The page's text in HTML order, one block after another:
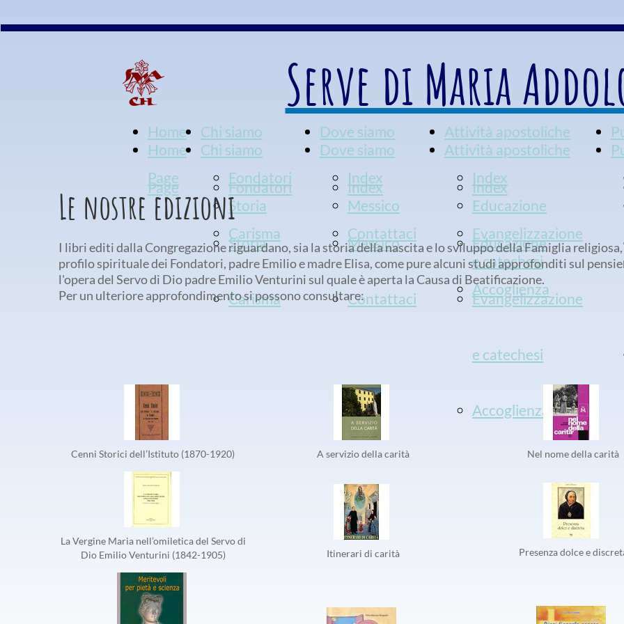
Serve di Maria
Home
Page
Chi siamo
Fondatori
Storia
Carisma
Dove siamo
Index
Messico
Contattaci
Attività apostoliche
Index
Educazione
Evangelizzazione
e catechesi
Accoglienza
Home
Page
Chi siamo
Fondatori
Storia
Carisma
Dove siamo
Index
Messico
Contattaci
Attività apostoliche
Index
Educazione
Evangelizzazione
e catechesi
Accoglienza
Le nostre edizioni
I libri editi dalla Congregazione riguardano, sia la storia della nascita e lo sviluppo della Famiglia
profilo spirituale dei Fondatori, padre Emilio e madre Elisa, come pure alcuni studi approfonditi sul
l'opera del Servo di Dio padre Emilio Venturini sul quale è aperta la Causa di Beatificazione.
Per un ulteriore approfondimento si possono consultare:
Cenni Storici dell’Istituto (1870-1920) A servizio della carità Nel nome della carità
La Vergine Maria nell’omiletica del Servo di
Dio Emilio Venturini (1842-1905)
Presenza dolce e
Itinerari di carità